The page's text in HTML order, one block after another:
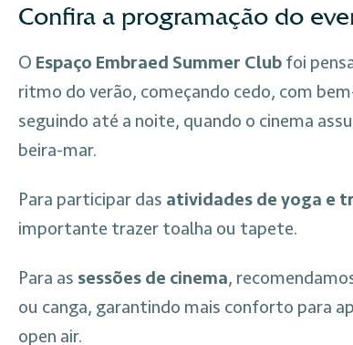
Confira a programação do
O Espaço Embraed Summer Club foi
ritmo do verão, começando cedo, com
seguindo até a noite, quando o cinema
beira-mar.
Para participar das atividades de yoga e
importante trazer toalha ou tapete.
Para as sessões de cinema,
ou canga, garantindo mais conforto para
open air.